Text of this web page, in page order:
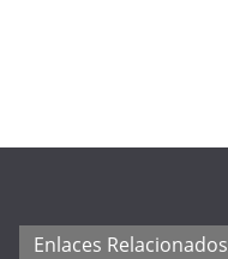
Enlaces Relacionados